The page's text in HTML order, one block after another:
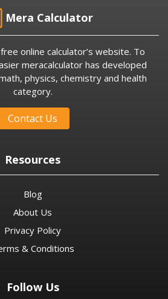
Mera Calculator
online calculator’s website. To
meracalculator has developed
physics, chemistry and health
category.
Contact Us
Resources
Blog
About Us
Privacy Policy
& Conditions
Follow Us